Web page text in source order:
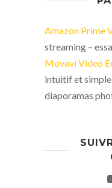
Amazon Prime
streaming –
Movavi Video
intuitif et
diaporamas